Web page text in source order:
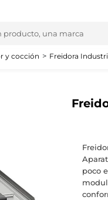
y cocción Freidora
poco